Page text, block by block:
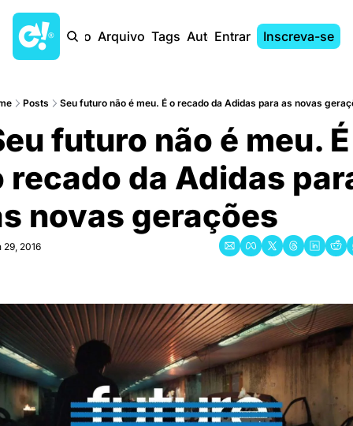
Início Arquivo Tags AutoresEntrar Inscreva-se
Posts Seu futuro não é meu. É o recado da Adidas para as novas
futuro não é meu. É
recado da Adidas
novas gerações
29, 2016